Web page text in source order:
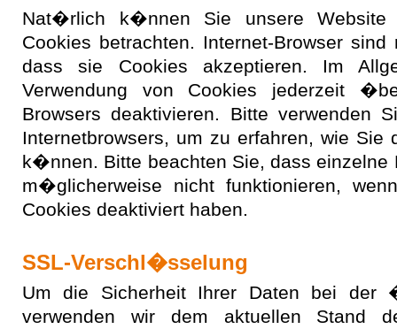
Nat�rlich k�nnen Sie unsere Website
Cookies betrachten. Internet-Browser
dass sie Cookies akzeptieren. Im
Verwendung von Cookies jederzeit
Browsers deaktivieren. Bitte verwenden
Internetbrowsers, um zu erfahren, wie
k�nnen. Bitte beachten Sie, dass einzelne
m�glicherweise nicht funktionieren,
Cookies deaktiviert haben.
SSL-Verschl�sselung
Um die Sicherheit Ihrer Daten bei der
verwenden wir dem aktuellen Stand